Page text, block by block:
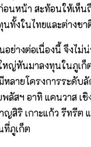
อนหน้า สะท้อนให้เห็
ทั้งในไทยและต่างชา
อย่างต่อเนื่องนี้ จึงไ
หญ่หันมาลงทุนในภูเ
ลายโครงการระดับ
ลัสฯ อาทิ แคนวาส เชิ
ญสิริ เกาะแก้ว รีทรีต
ที่ภูเก็ต